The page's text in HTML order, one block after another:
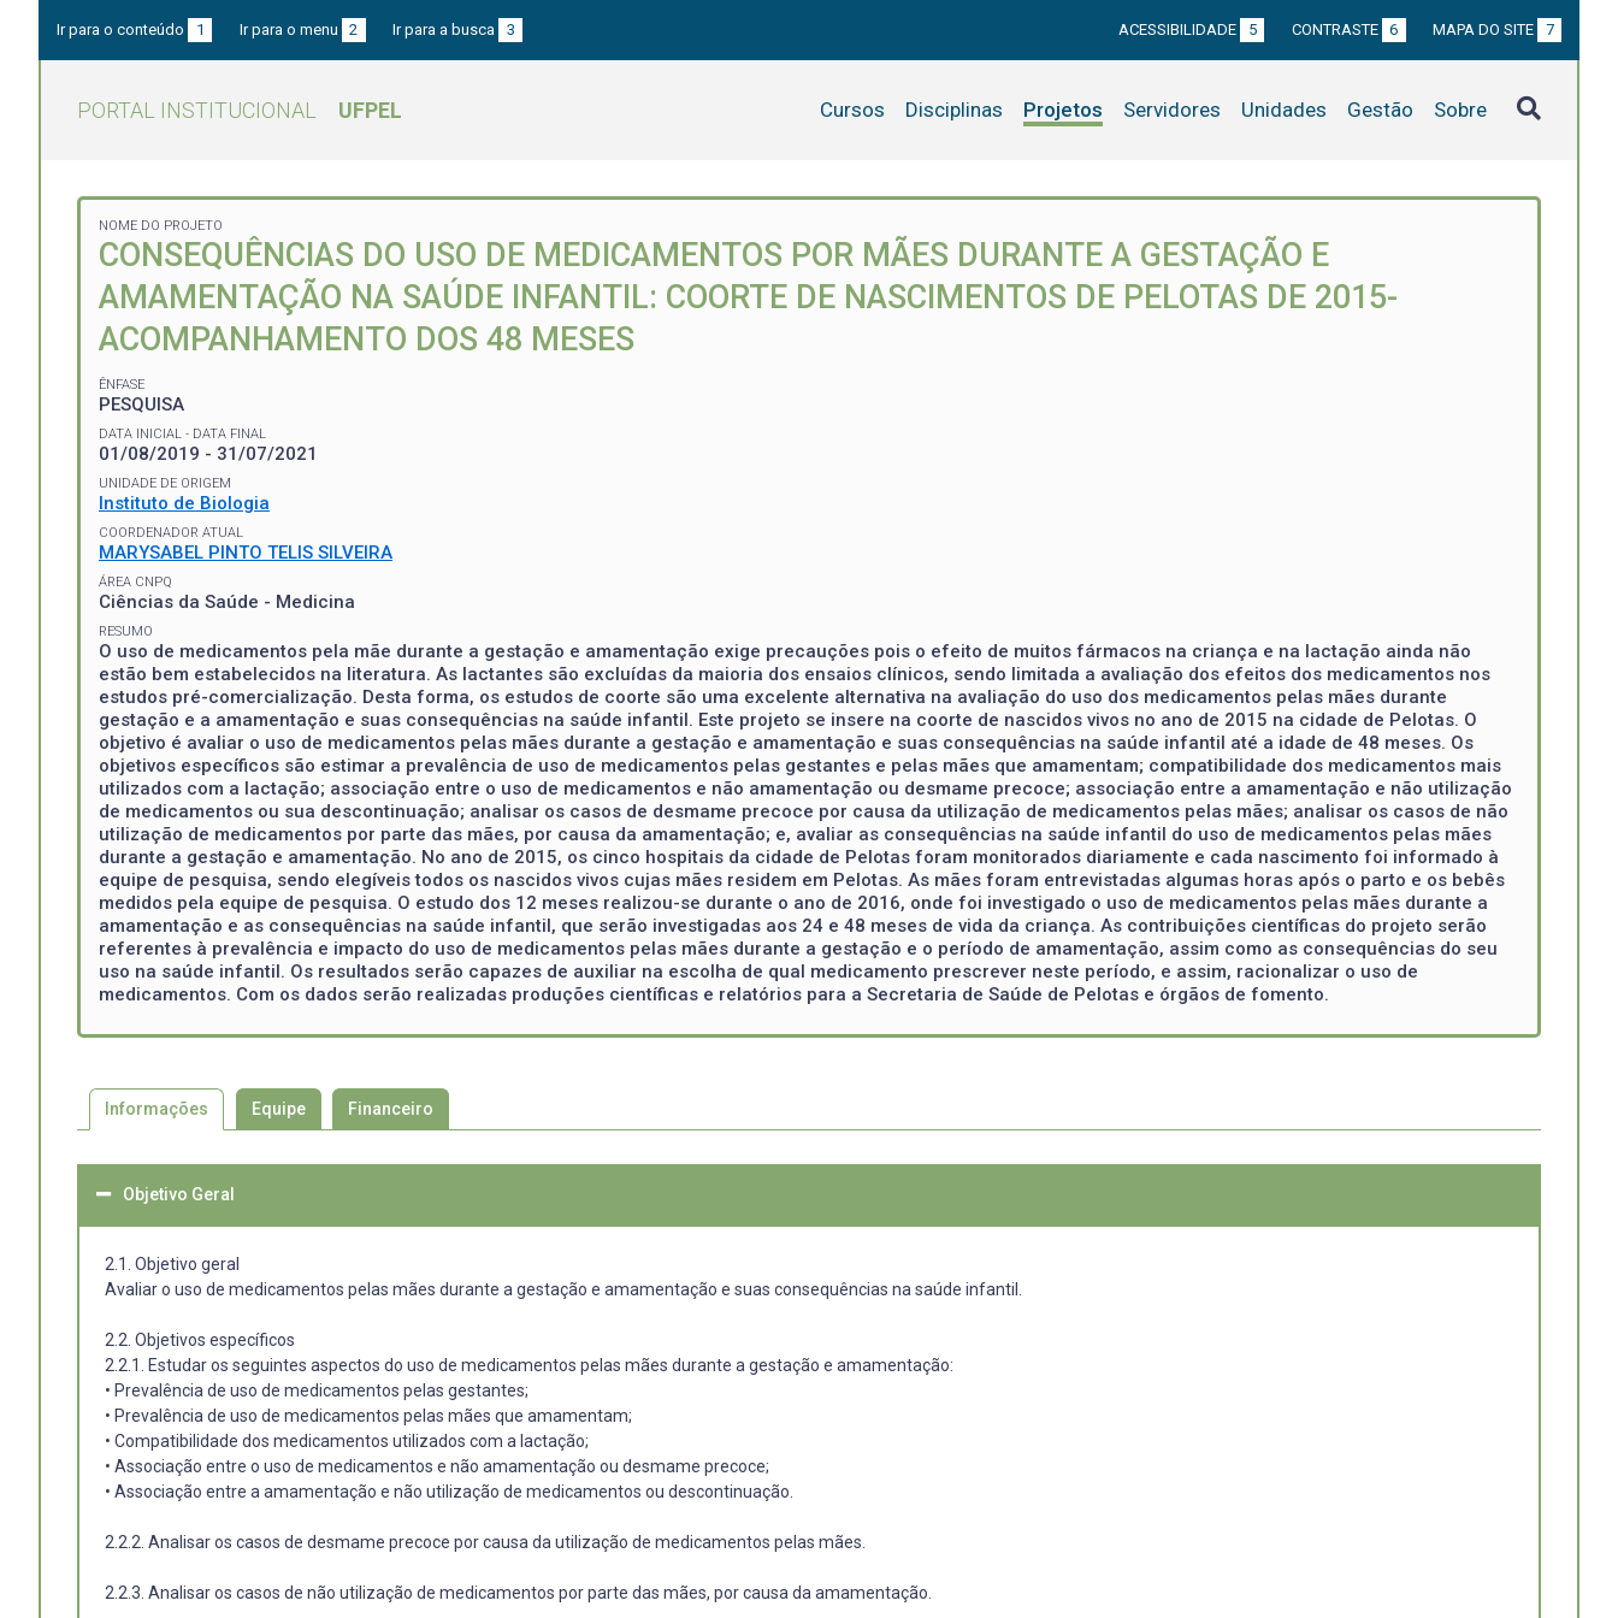
Ir para o conteúdo 1 Ir para o menu 2 Ir para a busca 3 ACESSIBILIDADE 5 CONTRASTE 6 MAPA DO SITE 7
PORTAL INSTITUCIONAL UFPEL Cursos Disciplinas Projetos Servidores Unidades Gestão Sobre
NOME DO PROJETO
CONSEQUÊNCIAS DO USO DE MEDICAMENTOS POR MÃES DURANTE A GESTAÇÃO E
AMAMENTAÇÃO NA SAÚDE INFANTIL: COORTE DE NASCIMENTOS DE PELOTAS DE 2015-
ACOMPANHAMENTO DOS 48 MESES
ÊNFASE
PESQUISA
DATA INICIAL - DATA FINAL
01/08/2019 - 31/07/2021
UNIDADE DE ORIGEM
Instituto de Biologia
COORDENADOR ATUAL
MARYSABEL PINTO TELIS SILVEIRA
ÁREA CNPQ
Ciências da Saúde - Medicina
RESUMO
O uso de medicamentos pela mãe durante a gestação e amamentação exige precauções pois o efeito de muitos fármacos na criança e na lactação ainda não
estão bem estabelecidos na literatura. As lactantes são excluídas da maioria dos ensaios clínicos, sendo limitada a avaliação dos efeitos dos medicamentos nos
estudos pré-comercialização. Desta forma, os estudos de coorte são uma excelente alternativa na avaliação do uso dos medicamentos pelas mães durante
gestação e a amamentação e suas consequências na saúde infantil. Este projeto se insere na coorte de nascidos vivos no ano de 2015 na cidade de Pelotas. O
objetivo é avaliar o uso de medicamentos pelas mães durante a gestação e amamentação e suas consequências na saúde infantil até a idade de 48 meses. Os
objetivos específicos são estimar a prevalência de uso de medicamentos pelas gestantes e pelas mães que amamentam; compatibilidade dos medicamentos mais
utilizados com a lactação; associação entre o uso de medicamentos e não amamentação ou desmame precoce; associação entre a amamentação e não utilização
de medicamentos ou sua descontinuação; analisar os casos de desmame precoce por causa da utilização de medicamentos pelas mães; analisar os casos de não
utilização de medicamentos por parte das mães, por causa da amamentação; e, avaliar as consequências na saúde infantil do uso de medicamentos pelas mães
durante a gestação e amamentação. No ano de 2015, os cinco hospitais da cidade de Pelotas foram monitorados diariamente e cada nascimento foi informado à
equipe de pesquisa, sendo elegíveis todos os nascidos vivos cujas mães residem em Pelotas. As mães foram entrevistadas algumas horas após o parto e os bebês
medidos pela equipe de pesquisa. O estudo dos 12 meses realizou-se durante o ano de 2016, onde foi investigado o uso de medicamentos pelas mães durante a
amamentação e as consequências na saúde infantil, que serão investigadas aos 24 e 48 meses de vida da criança. As contribuições científicas do projeto serão
referentes à prevalência e impacto do uso de medicamentos pelas mães durante a gestação e o período de amamentação, assim como as consequências do seu
uso na saúde infantil. Os resultados serão capazes de auxiliar na escolha de qual medicamento prescrever neste período, e assim, racionalizar o uso de
medicamentos. Com os dados serão realizadas produções científicas e relatórios para a Secretaria de Saúde de Pelotas e órgãos de fomento.
Informações Equipe Financeiro
Objetivo Geral
2.1. Objetivo geral
Avaliar o uso de medicamentos pelas mães durante a gestação e amamentação e suas consequências na saúde infantil.
2.2. Objetivos específicos
2.2.1. Estudar os seguintes aspectos do uso de medicamentos pelas mães durante a gestação e amamentação:
• Prevalência de uso de medicamentos pelas gestantes;
• Prevalência de uso de medicamentos pelas mães que amamentam;
• Compatibilidade dos medicamentos utilizados com a lactação;
• Associação entre o uso de medicamentos e não amamentação ou desmame precoce;
• Associação entre a amamentação e não utilização de medicamentos ou descontinuação.
2.2.2. Analisar os casos de desmame precoce por causa da utilização de medicamentos pelas mães.
2.2.3. Analisar os casos de não utilização de medicamentos por parte das mães, por causa da amamentação.